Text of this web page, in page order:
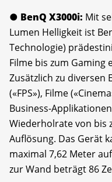
● BenQ X3000i: Mit
Lumen Helligkeit ist
Technologie)
Filme bis zum Gaming
Zusätzlich zu diversen
(«FPS»), Filme
Business-
Wiederholrate von bis
Auflösung. Das Gerät
maximal 7,62 Meter
zur Wand beträgt 86